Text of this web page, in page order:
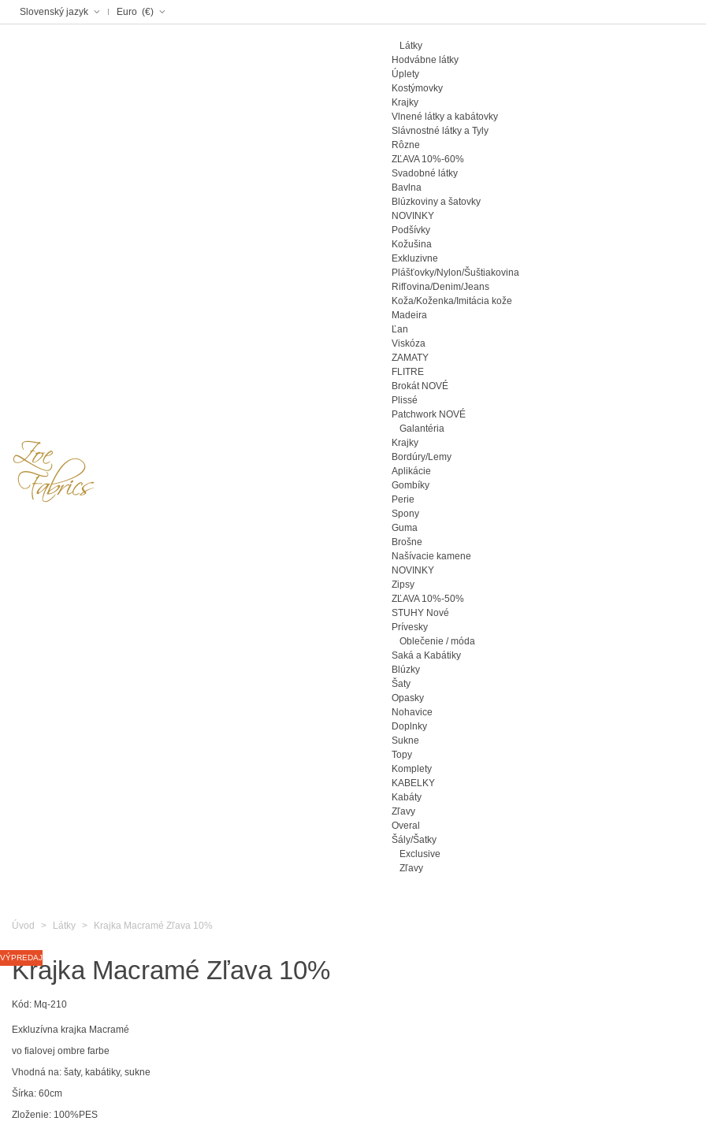
Slovenský jazyk Euro (€)
Látky
Hodvábne látky
Úplety
Kostýmovky
Krajky
Vlnené látky a kabátovky
Slávnostné látky a Tyly
Rôzne
ZĽAVA 10%-60%
Svadobné látky
Bavlna
Blúzkoviny a šatovky
NOVINKY
Podšívky
Kožušina
Exkluzivne
Plášťovky/Nylon/Šuštiakovina
Rifľovina/Denim/Jeans
Koža/Koženka/Imitácia kože
Madeira
Ľan
Viskóza
ZAMATY
FLITRE
Brokát NOVÉ
Plissé
Patchwork NOVÉ
Galantéria
Krajky
Bordúry/Lemy
Aplikácie
Gombíky
Perie
Spony
Guma
Brošne
Našívacie kamene
NOVINKY
Zipsy
ZĽAVA 10%-50%
STUHY Nové
Prívesky
Oblečenie / móda
Saká a Kabátiky
Blúzky
Šaty
Opasky
Nohavice
Doplnky
Sukne
Topy
Komplety
KABELKY
Kabáty
Zľavy
Overal
Šály/Šatky
Exclusive
Zľavy
Úvod
> Látky > Krajka Macramé Zľava 10%
VÝPREDAJ
Krajka Macramé Zľava 10%
Kód: Mq-210
Exkluzívna krajka Macramé
vo fialovej ombre farbe
Vhodná na: šaty, kabátiky, sukne
Šírka: 60cm
Zloženie: 100%PES